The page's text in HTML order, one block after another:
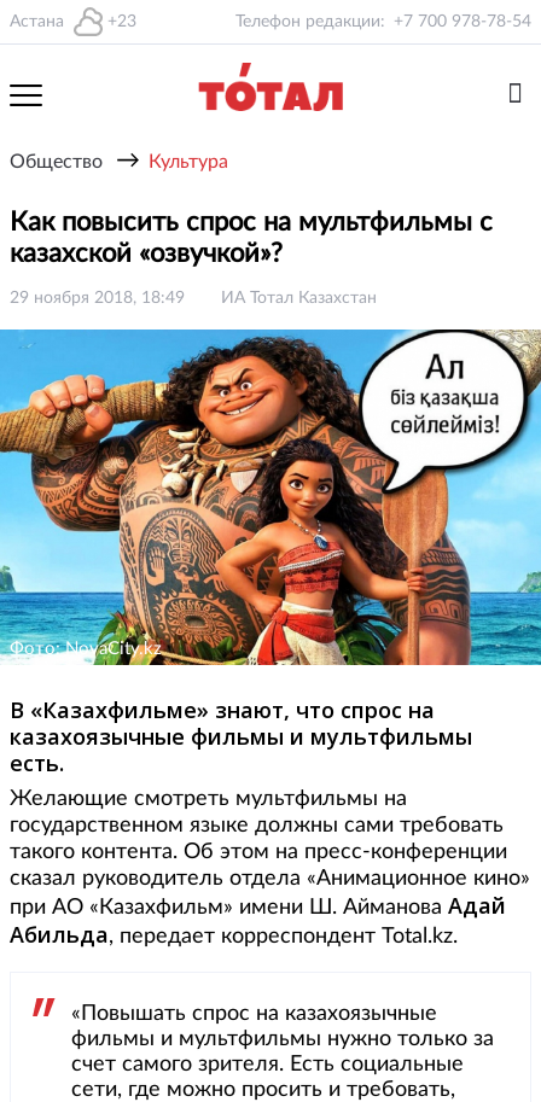
Астана +23 Телефон редакции: +7 700 978-78-54
Общество → Культура
Как повысить спрос на мультфильмы с
казахской «озвучкой»?
29 ноября 2018, 18:49 ИА Тотал Казахстан
Фото: NovaCity.kz
В «Казахфильме» знают, что спрос на
казахоязычные фильмы и мультфильмы
есть.
Желающие смотреть мультфильмы на
государственном языке должны сами требовать
такого контента. Об этом на пресс-конференции
сказал руководитель отдела «Анимационное кино»
при АО «Казахфильм» имени Ш. Айманова Адай
Абильда, передает корреспондент Total.kz.
«Повышать спрос на казахоязычные
фильмы и мультфильмы нужно только за
счет самого зрителя. Есть социальные
сети, где можно просить и требовать,